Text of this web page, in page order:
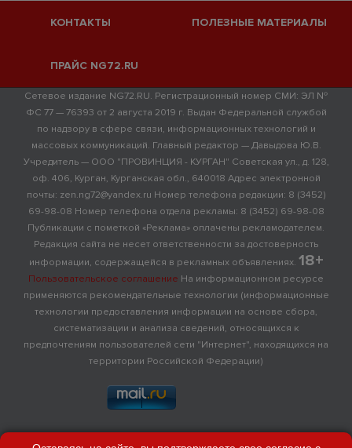
КОНТАКТЫ ПОЛЕЗНЫЕ МАТЕРИАЛЫ
ПРАЙС NG72.RU
Сетевое издание NG72.RU. Регистрационный номер СМИ: ЭЛ №
ФС 77 — 76393 от 2 августа 2019 г. Выдан Федеральной службой
по надзору в сфере связи, информационных технологий и
массовых коммуникаций. Главный редактор — Давыдова Ю.В.
Учредитель — ООО "ПРОВИНЦИЯ - КУРГАН" Советская ул., д. 128,
оф. 406, Курган, Курганская обл., 640018 Адрес электронной
почты: zen.ng72@yandex.ru Номер телефона редакции: 8 (3452)
69-98-08 Номер телефона отдела рекламы: 8 (3452) 69-98-08
Публикации с пометкой «Реклама» оплачены рекламодателем.
Редакция сайта не несет ответственности за достоверность
информации, содержащейся в рекламных объявлениях. 18+
Пользовательское соглашение На информационном ресурсе
применяются рекомендательные технологии (информационные
технологии предоставления информации на основе сбора,
систематизации и анализа сведений, относящихся к
предпочтениям пользователей сети "Интернет", находящихся на
территории Российской Федерации)